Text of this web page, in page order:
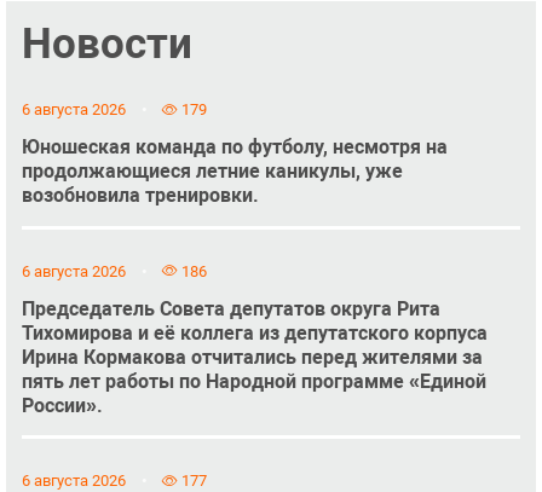
Новости
6 августа 2026 179
Юношеская команда по футболу, несмотря на
продолжающиеся летние каникулы, уже
возобновила тренировки.
6 августа 2026 186
Председатель Совета депутатов округа Рита
Тихомирова и её коллега из депутатского корпуса
Ирина Кормакова отчитались перед жителями за
пять лет работы по Народной программе «Единой
России».
6 августа 2026 177